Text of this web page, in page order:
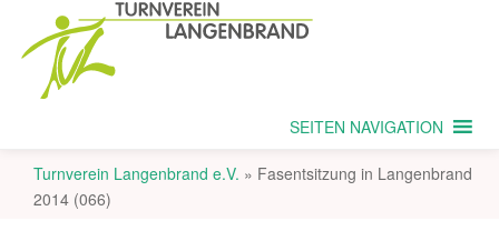
SEITEN NAVIGATION
Turnverein Langenbrand e.V. » Fasentsitzung in Langenbrand
2014 (066)